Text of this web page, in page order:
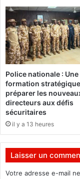
d
u
R
C
?
a
g
r
e
a
x
r
r
ê
s
Police nationale : Une
formation
préparer les
directeurs aux défis
sécuritaires
il y a 13 heures
Laisser un
Votre adresse e-mail